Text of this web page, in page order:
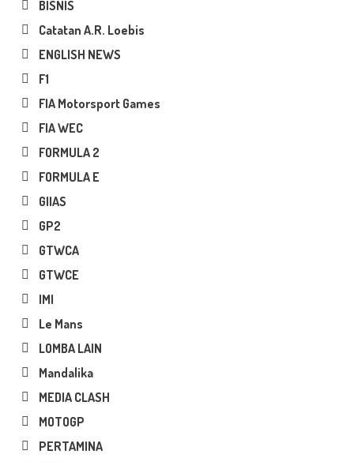
BISNIS
Catatan A.R. Loebis
ENGLISH NEWS
F1
FIA Motorsport Games
FIA WEC
FORMULA 2
FORMULA E
GIIAS
GP2
GTWCA
GTWCE
IMI
Le Mans
LOMBA LAIN
Mandalika
MEDIA CLASH
MOTOGP
PERTAMINA